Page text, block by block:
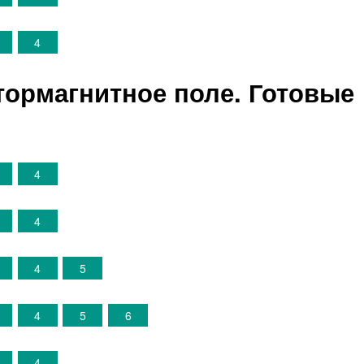
4
поле. Готовые
4
4
4 5
4 5 6